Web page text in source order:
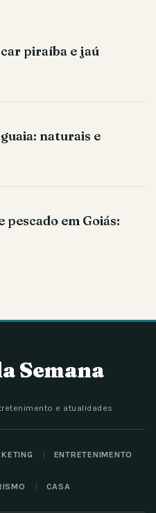
piraíba e jaú
naturais e
em Goiás:
Semana
e atualidades
ENTRETENIMENTO
CASA